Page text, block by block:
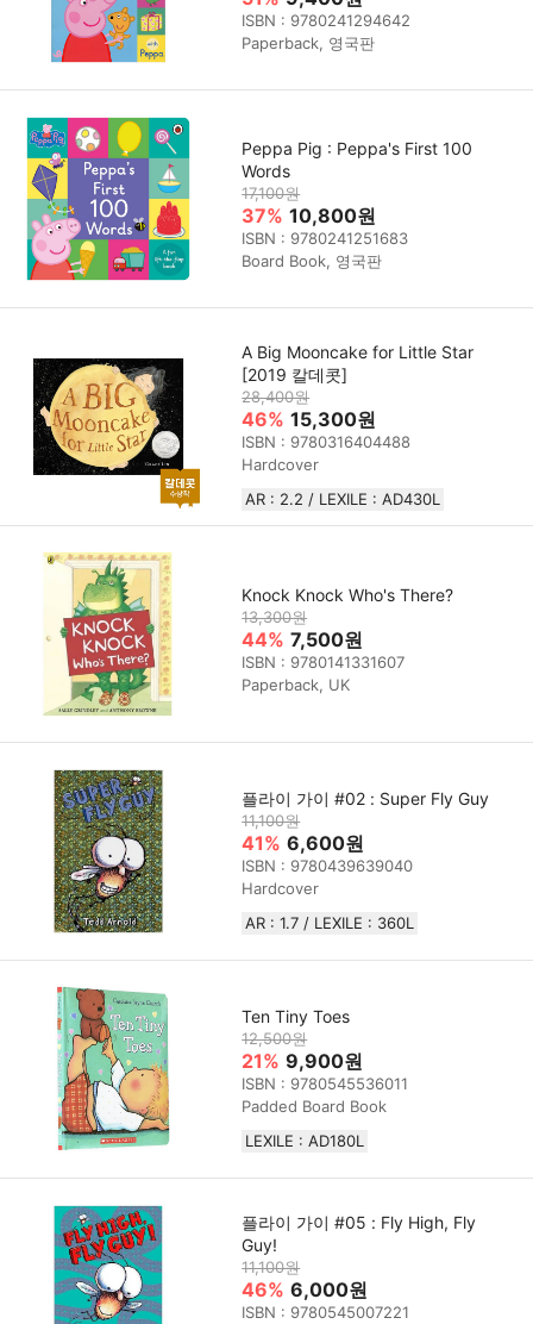
ISBN : 9780241294642
Paperback, 영국판
Peppa Pig : Peppa's First 100
Words
17,100원
37% 10,800원
ISBN : 9780241251683
Board Book, 영국판
A Big Mooncake for Little Star
[2019 칼데콧]
28,400원
46% 15,300원
ISBN : 9780316404488
Hardcover
AR : 2.2 / LEXILE : AD430L
Knock Knock Who's There?
13,300원
44% 7,500원
ISBN : 9780141331607
Paperback, UK
플라이 가이 #02 : Super Fly Guy
11,100원
41% 6,600원
ISBN : 9780439639040
Hardcover
AR : 1.7 / LEXILE : 360L
Ten Tiny Toes
12,500원
21% 9,900원
ISBN : 9780545536011
Padded Board Book
LEXILE : AD180L
플라이 가이 #05 : Fly High, Fly
Guy!
11,100원
46% 6,000원
ISBN : 9780545007221